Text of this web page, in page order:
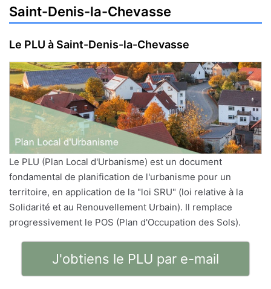
Saint-Denis-la-Chevasse
Le PLU à Saint-Denis-la-Chevasse
Le PLU (Plan Local d'Urbanisme) est un document
fondamental de planification de l'urbanisme pour un
territoire, en application de la "loi SRU" (loi relative à la
Solidarité et au Renouvellement Urbain). Il remplace
progressivement le POS (Plan d'Occupation des Sols).
J'obtiens le PLU par e-mail